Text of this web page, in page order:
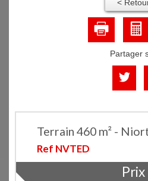
<
Partager
Terrain 460 m² -
Ref NVTED
Prix